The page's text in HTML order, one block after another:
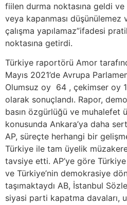
fiilen durma noktasına geldi ve
veya kapanması
çalışma yapılamaz”ifadesi
noktasına getirdi.
Türkiye raportörü Amor
Mayıs 2021’de Avrupa
Olumsuz oy 64 , çekimser oy
olarak sonuçlandı. Rapor,
basın özgürlüğü ve muhalefet
konusunda Ankara’ya daha
AP, süreçte herhangi bir
Türkiye ile tam üyelik
tavsiye etti. AP’ye göre
ve Türkiye’nin demokrasiye
taşımaktaydı AB, İstanbul
siyasi parti kapatma davaları,